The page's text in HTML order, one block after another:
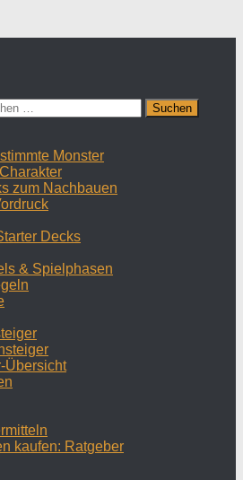
Monster
zum Nachbauen
Decks
& Spielphasen
Übersicht
kaufen: Ratgeber